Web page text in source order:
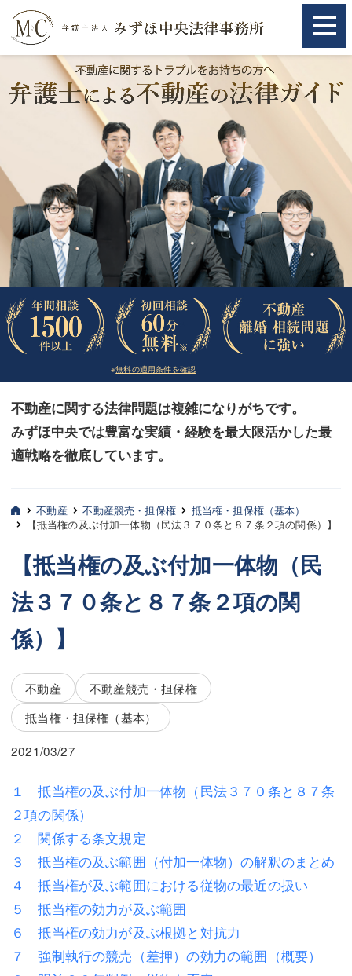
取扱分野
相続・遺言
離婚（夫婦間トラブル）
企業法務
労働問題（解雇，残業等）
刑事弁護
交通事故
法律相談など（その他）
お客様へ
みずほ中央の特長・形式編
三平 聡史
酒井 博之
坂本 陽一
桶川 聡
三平 隆史
吉元 優仁
弁護士費用
不動産
相続・遺言
離婚（夫婦間トラブル）
企業法務
※無料の適用条件を確認
不動産に関する法律問題は複雑になりがちです。
みずほ中央では豊富な実績・経験を最大限活かした最
適戦略を徹底しています。
取扱分野
相続・遺言
離婚（夫婦間トラブル）
企業法務
労働問題（解雇，残業等）
刑事弁護
交通事故
法律相談など（その他）
お客様へ
みずほ中央の特長・形式編
三平 聡史
酒井 博之
坂本 陽一
桶川 聡
三平 隆史
吉元 優仁
不動産
相続・遺言
離婚（夫婦間トラブル）
企業法務
労働問題（解雇，残業等）
不動産 不動産競売・担保権
抵当権・担保権（基本）
【抵当権の及ぶ付加一体物（民法３７０条と８７条２項の関係）】
【抵当権の及ぶ付加一体物（民
法３７０条と８７条２項の関
係）】
不動産
不動産競売・担保権
抵当権・担保権（基本）
2021/03/27
１ 抵当権の及ぶ付加一体物（民法３７０条と８７条
２項の関係）
２ 関係する条文規定
３ 抵当権の及ぶ範囲（付加一体物）の解釈のまとめ
４ 抵当権が及ぶ範囲における従物の最近の扱い
５ 抵当権の効力が及ぶ範囲
６ 抵当権の効力が及ぶ根拠と対抗力
７ 強制執行の競売（差押）の効力の範囲（概要）